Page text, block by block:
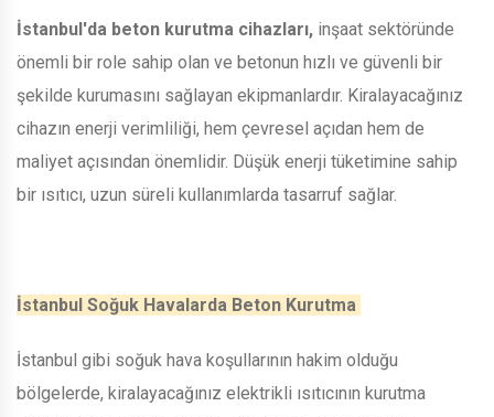
İstanbul'da beton kurutma cihazları, inşaat sektöründe
önemli bir role sahip olan ve betonun hızlı ve güvenli bir
şekilde kurumasını sağlayan ekipmanlardır. Kiralayacağınız
cihazın enerji verimliliği, hem çevresel açıdan hem de
maliyet açısından önemlidir. Düşük enerji tüketimine sahip
bir ısıtıcı, uzun süreli kullanımlarda tasarruf sağlar.
İstanbul Soğuk Havalarda Beton Kurutma
İstanbul gibi soğuk hava koşullarının hakim olduğu
bölgelerde, kiralayacağınız elektrikli ısıtıcının kurutma